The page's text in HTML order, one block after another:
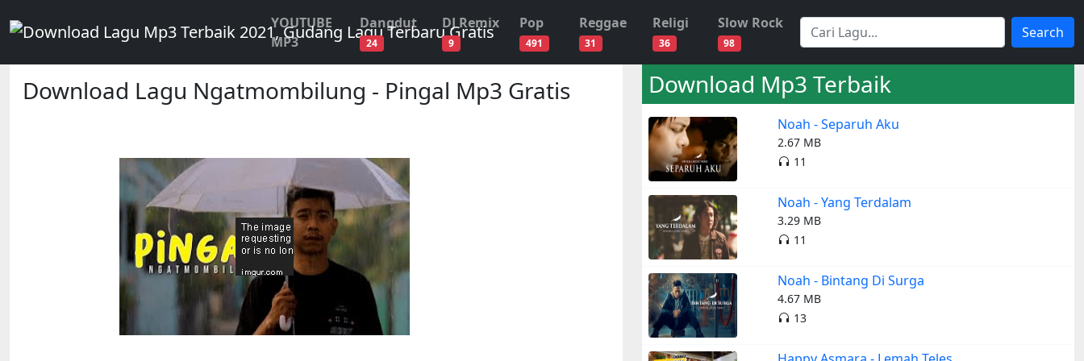
YOUTUBE
MP3
Dangdut
24
DJ Remix
9
Pop
491
Reggae
31
Religi
36
Slow Rock
98
Search
Download Lagu Ngatmombilung - Pingal Mp3 Gratis Download Mp3 Terbaik
Noah - Separuh Aku
2.67 MB
11
Noah - Yang Terdalam
3.29 MB
11
Noah - Bintang Di Surga
4.67 MB
13